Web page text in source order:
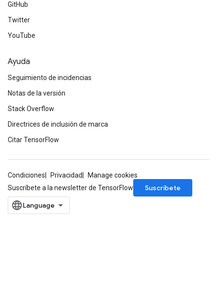
GitHub
Twitter
YouTube
Ayuda
Seguimiento de incidencias
Notas de la versión
Stack Overflow
Directrices de inclusión de marca
Citar TensorFlow
Condiciones Privacidad
Manage cookies
Suscríbete a la newsletter de TensorFlow
Suscríbete